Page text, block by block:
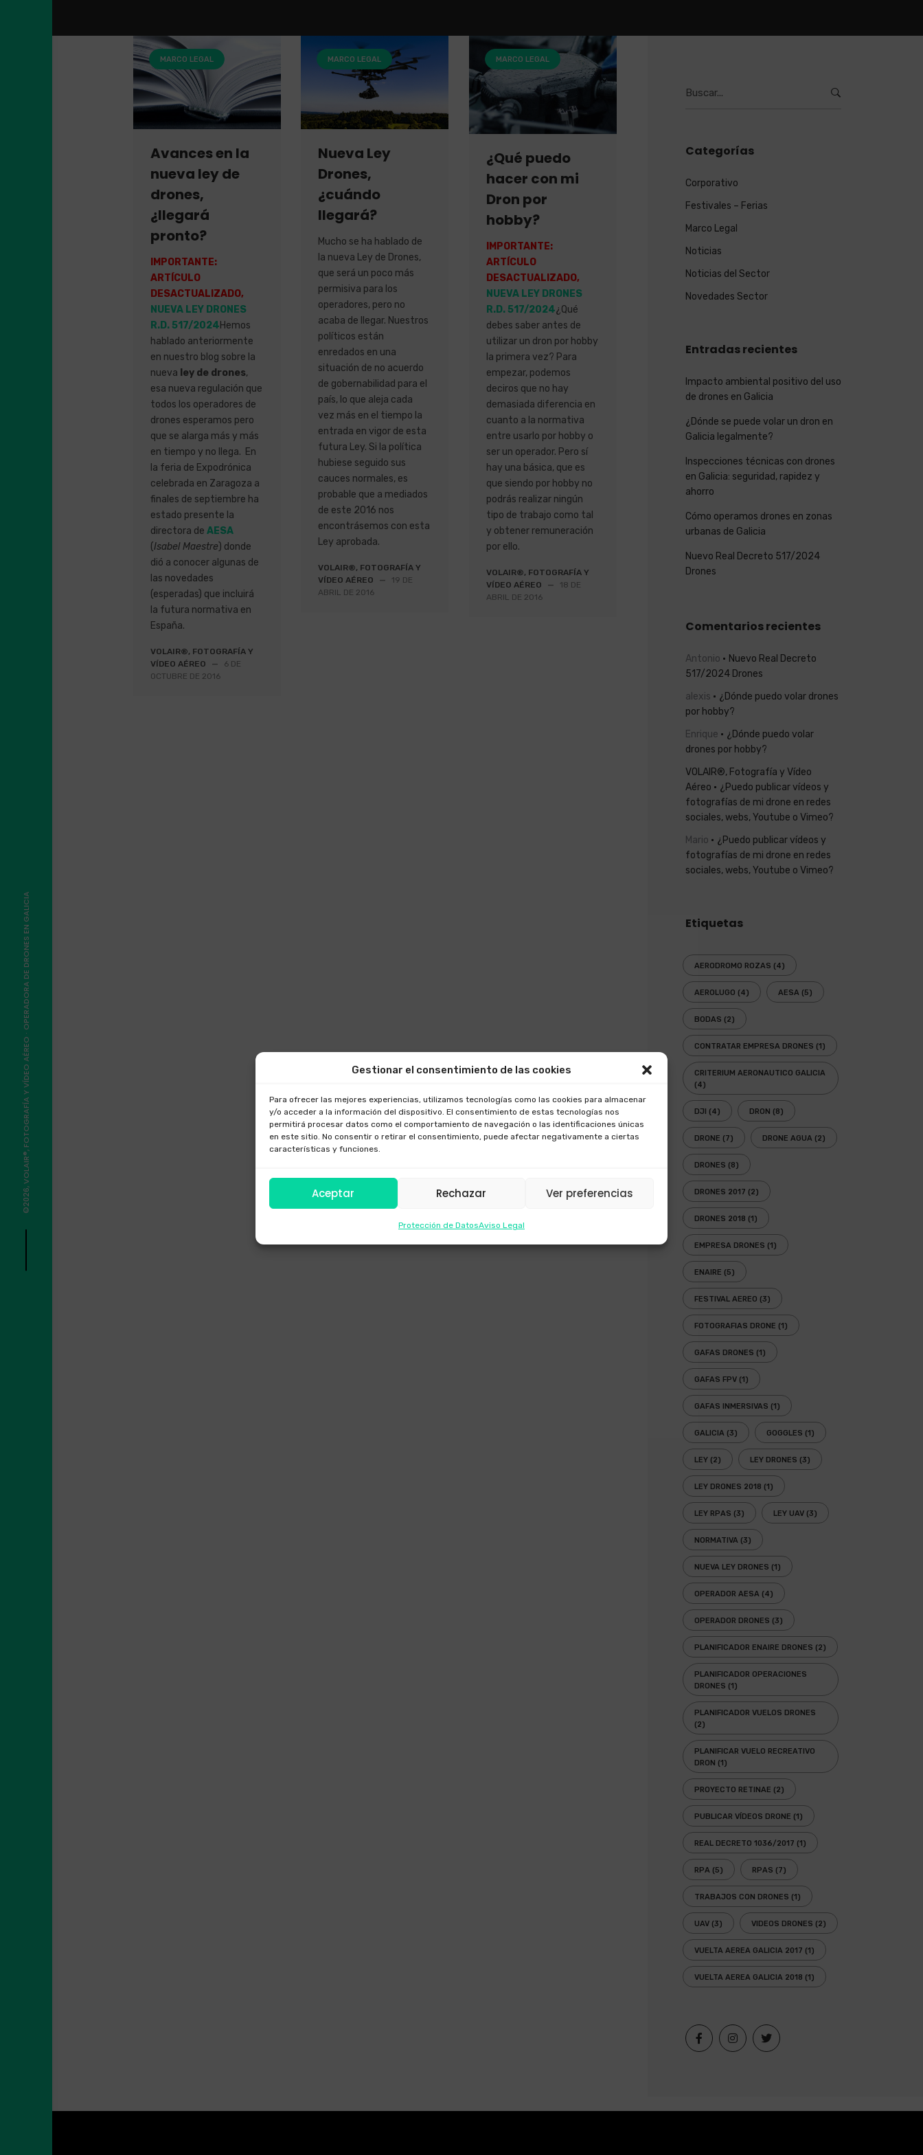
Gestionar el consentimiento de las cookies
Para ofrecer las mejores experiencias, utilizamos tecnologías como las cookies para almacenar
y/o acceder a la información del dispositivo. El consentimiento de estas tecnologías nos
permitirá procesar datos como el comportamiento de navegación o las identificaciones únicas
en este sitio. No consentir o retirar el consentimiento, puede afectar negativamente a ciertas
características y funciones.
Aceptar Rechazar Ver preferencias
Protección de DatosAviso Legal
©2026, VOLAIR®, FOTOGRAFÍA Y VÍDEO AÉREO · OPERADORA DE DRONES EN GALICIA
MARCO LEGAL
Avances en la
nueva ley de
drones,
¿llegará
pronto?
IMPORTANTE:
ARTÍCULO
DESACTUALIZADO,
NUEVA LEY DRONES
R.D. 517/2024Hemos
hablado anteriormente
en nuestro blog sobre la
nueva ley de drones,
esa nueva regulación que
todos los operadores de
drones esperamos pero
que se alarga más y más
en tiempo y no llega. En
la feria de Expodrónica
celebrada en Zaragoza a
finales de septiembre ha
estado presente la
directora de AESA
(Isabel Maestre) donde
dió a conocer algunas de
las novedades
(esperadas) que incluirá
la futura normativa en
España.
VOLAIR®, FOTOGRAFÍA Y
VÍDEO AÉREO
—
6 DE
OCTUBRE DE 2016
MARCO LEGAL
Nueva Ley
Drones,
¿cuándo
llegará?
Mucho se ha hablado de
la nueva Ley de Drones,
que será un poco más
permisiva para los
operadores, pero no
acaba de llegar. Nuestros
políticos están
enredados en una
situación de no acuerdo
de gobernabilidad para el
país, lo que aleja cada
vez más en el tiempo la
entrada en vigor de esta
futura Ley. Si la política
hubiese seguido sus
cauces normales, es
probable que a mediados
de este 2016 nos
encontrásemos con esta
Ley aprobada.
VOLAIR®, FOTOGRAFÍA Y
VÍDEO AÉREO
—
19 DE
ABRIL DE 2016
MARCO LEGAL
¿Qué puedo
hacer con mi
Dron por
hobby?
IMPORTANTE:
ARTÍCULO
DESACTUALIZADO,
NUEVA LEY DRONES
R.D. 517/2024¿Qué
debes saber antes de
utilizar un dron por hobby
la primera vez? Para
empezar, podemos
deciros que no hay
demasiada diferencia en
cuanto a la normativa
entre usarlo por hobby o
ser un operador. Pero sí
hay una básica, que es
que siendo por hobby no
podrás realizar ningún
tipo de trabajo como tal
y obtener remuneración
por ello.
VOLAIR®, FOTOGRAFÍA Y
VÍDEO AÉREO
—
18 DE
ABRIL DE 2016
Categorías
Corporativo
Festivales – Ferias
Marco Legal
Noticias
Noticias del Sector
Novedades Sector
Entradas recientes
Impacto ambiental positivo del uso
de drones en Galicia
¿Dónde se puede volar un dron en
Galicia legalmente?
Inspecciones técnicas con drones
en Galicia: seguridad, rapidez y
ahorro
Cómo operamos drones en zonas
urbanas de Galicia
Nuevo Real Decreto 517/2024
Drones
Comentarios recientes
Antonio
Nuevo Real Decreto
517/2024 Drones
alexis
¿Dónde puedo volar drones
por hobby?
Enrique
¿Dónde puedo volar
drones por hobby?
VOLAIR®, Fotografía y Vídeo
Aéreo
¿Puedo publicar vídeos y
fotografías de mi drone en redes
sociales, webs, Youtube o Vimeo?
Mario
¿Puedo publicar vídeos y
fotografías de mi drone en redes
sociales, webs, Youtube o Vimeo?
Etiquetas
AERODROMO ROZAS (4)
AEROLUGO (4) AESA (5)
BODAS (2)
CONTRATAR EMPRESA DRONES (1)
CRITERIUM AERONAUTICO GALICIA
(4)
DJI (4) DRON (8)
DRONE (7) DRONE AGUA (2)
DRONES (8)
DRONES 2017 (2)
DRONES 2018 (1)
EMPRESA DRONES (1)
ENAIRE (5)
FESTIVAL AEREO (3)
FOTOGRAFIAS DRONE (1)
GAFAS DRONES (1)
GAFAS FPV (1)
GAFAS INMERSIVAS (1)
GALICIA (3) GOGGLES (1)
LEY (2) LEY DRONES (3)
LEY DRONES 2018 (1)
LEY RPAS (3) LEY UAV (3)
NORMATIVA (3)
NUEVA LEY DRONES (1)
OPERADOR AESA (4)
OPERADOR DRONES (3)
PLANIFICADOR ENAIRE DRONES (2)
PLANIFICADOR OPERACIONES
DRONES (1)
PLANIFICADOR VUELOS DRONES
(2)
PLANIFICAR VUELO RECREATIVO
DRON (1)
PROYECTO RETINAE (2)
PUBLICAR VÍDEOS DRONE (1)
REAL DECRETO 1036/2017 (1)
RPA (5) RPAS (7)
TRABAJOS CON DRONES (1)
UAV (3) VIDEOS DRONES (2)
VUELTA AEREA GALICIA 2017 (1)
VUELTA AEREA GALICIA 2018 (1)